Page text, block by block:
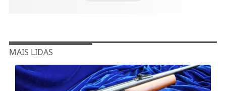
MAIS LIDAS